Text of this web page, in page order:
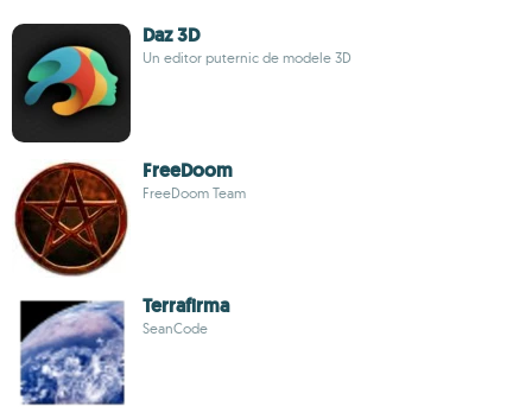
Daz 3D
Un editor puternic de modele 3D
FreeDoom
FreeDoom Team
Terrafirma
SeanCode